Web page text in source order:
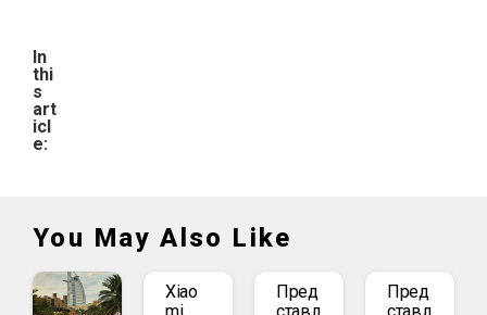
In
thi
s
art
icl
e:
You May Also Like
Xiao
Пред
Пред